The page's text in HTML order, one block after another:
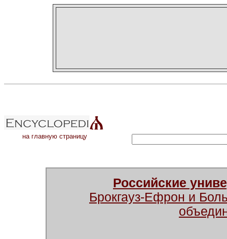
на главную страницу
Российские
Брокгауз-Ефрон и